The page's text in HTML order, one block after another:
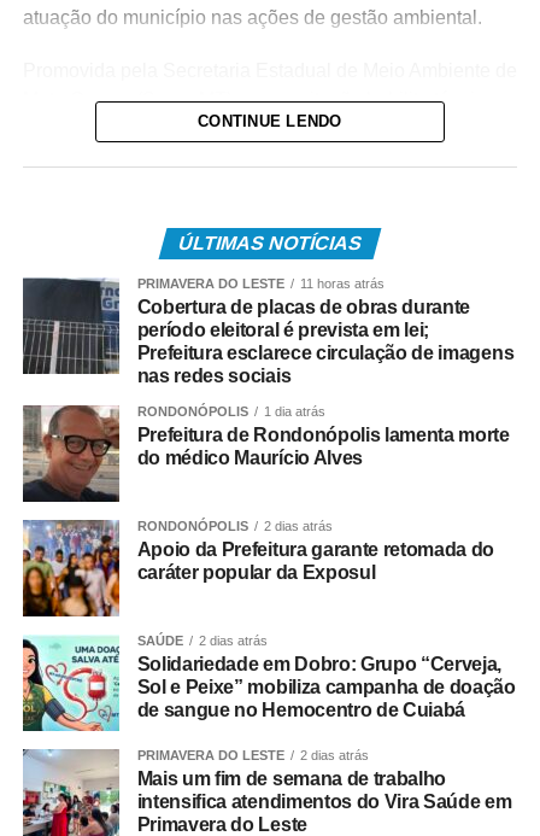
atuação do município nas ações de gestão ambiental.
Mato Grosso (Sema-MT), a capacitação habilita técnicos
municipais para o desenvolvimento de atividades
No curso, os participantes aprofundaram conhecimentos
cooperação entre União, estados e municípios nas ações
administrativas ambientais, além das diretrizes
estabelecidas pela Resolução nº 74/2025 do Conselho
Estadual do Meio Ambiente (Consema-MT), que
regulamenta a descentralização da gestão ambiental em
Mato Grosso.
A qualificação também abordou procedimentos técnicos,
atualização da legislação ambiental e padronização das
atividades desenvolvidas pelos municípios.
COMENTE ABAIXO:
WhatsApp
Facebook
Twitter
Messenger
LinkedIn
Share
CONTINUE LENDO
ÚLTIMAS NOTÍCIAS
PRIMAVERA DO LESTE 11 horas atrás
Cobertura de placas de obras durante
período eleitoral é prevista em lei;
Prefeitura esclarece circulação de imagens
nas redes sociais
RONDONÓPOLIS 1 dia atrás
Prefeitura de Rondonópolis lamenta morte
do médico Maurício Alves
RONDONÓPOLIS 2 dias atrás
Apoio da Prefeitura garante retomada do
caráter popular da Exposul
SAÚDE 2 dias atrás
Solidariedade em Dobro: Grupo “Cerveja,
Sol e Peixe” mobiliza campanha de doação
de sangue no Hemocentro de Cuiabá
PRIMAVERA DO LESTE 2 dias atrás
Mais um fim de semana de trabalho
intensifica atendimentos do Vira Saúde em
Primavera do Leste